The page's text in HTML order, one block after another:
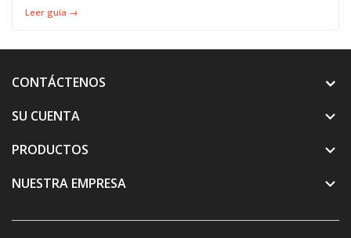
Leer guía →
CONTÁCTENOS
SU CUENTA

PRODUCTOS 
NUESTRA EMPRESA 